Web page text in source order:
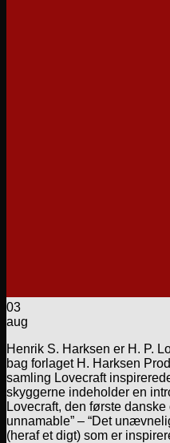
03
aug
Henrik S. Harksen er H. P.
bag forlaget H. Harksen
samling Lovecraft
skyggerne indeholder en
Lovecraft, den første
unnamable” – “Det
(heraf et digt) som er